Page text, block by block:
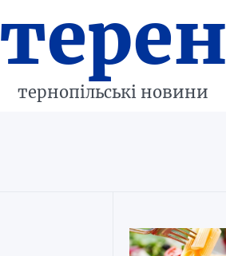
терен
тернопільські новини